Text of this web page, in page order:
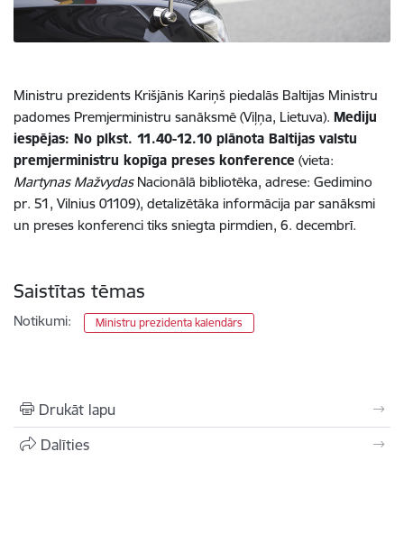
Ministru prezidents Krišjānis Kariņš piedalās Baltijas Ministru
padomes Premjerministru sanāksmē (Viļņa, Lietuva). Mediju
iespējas: No plkst. 11.40-12.10 plānota Baltijas valstu
premjerministru kopīga preses konference (vieta:
Martynas Mažvydas Nacionālā bibliotēka, adrese: Gedimino
pr. 51, Vilnius 01109), detalizētāka informācija par sanāksmi
un preses konferenci tiks sniegta pirmdien, 6. decembrī.
Saistītas tēmas
Notikumi: Ministru prezidenta kalendārs
Drukāt lapu
Dalīties